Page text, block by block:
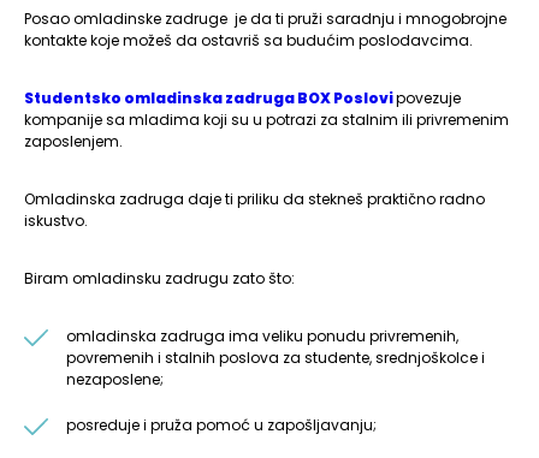
Posao omladinske zadruge je da ti pruži saradnju i mnogobrojne
kontakte koje možeš da ostavriš sa budućim poslodavcima.
Studentsko omladinska zadruga BOX Poslovipovezuje
kompanije sa mladima koji su u potrazi za stalnim ili privremenim
zaposlenjem.
Omladinska zadruga daje ti priliku da stekneš praktično radno
iskustvo.
Biram omladinsku zadrugu zato što:
omladinska zadruga ima veliku ponudu privremenih,
povremenih i stalnih poslova za studente, srednjoškolce i
nezaposlene;
posreduje i pruža pomoć u zapošljavanju;